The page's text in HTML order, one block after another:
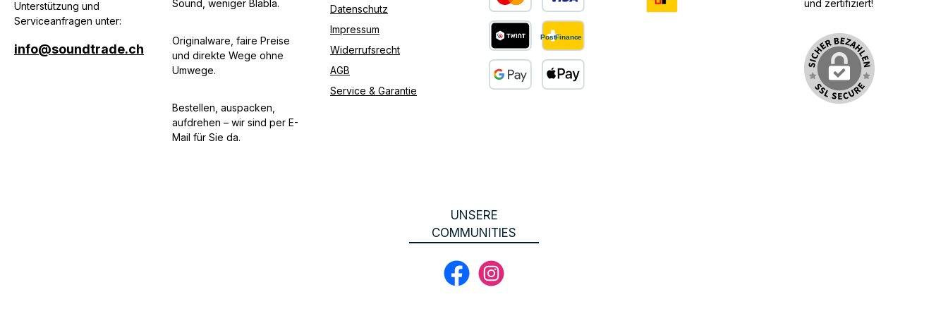
Unterstützung und
Serviceanfragen unter:
info@soundtrade.ch
Sound, weniger Blabla.
Originalware, faire Preise
und direkte Wege ohne
Umwege.
Bestellen, auspacken,
aufdrehen – wir sind per E-
Mail für Sie da.
Datenschutz
Impressum
Widerrufsrecht
AGB
Service & Garantie
Benutzerdefiniertes Bild 1
Benutzerdefiniertes Bild 2
und zertifiziert!
UNSERE
COMMUNITIES
FacebookInstagram